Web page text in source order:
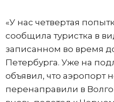
«У нас четвертая
сообщила туристка в
записанном во время
Петербурга. Уже на
объявил, что аэропорт
перенаправили в